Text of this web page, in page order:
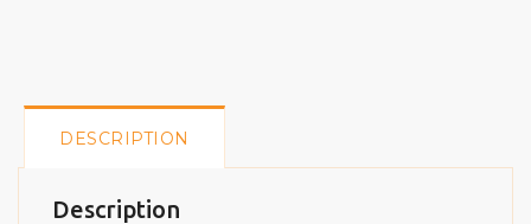
DESCRIPTION
Description